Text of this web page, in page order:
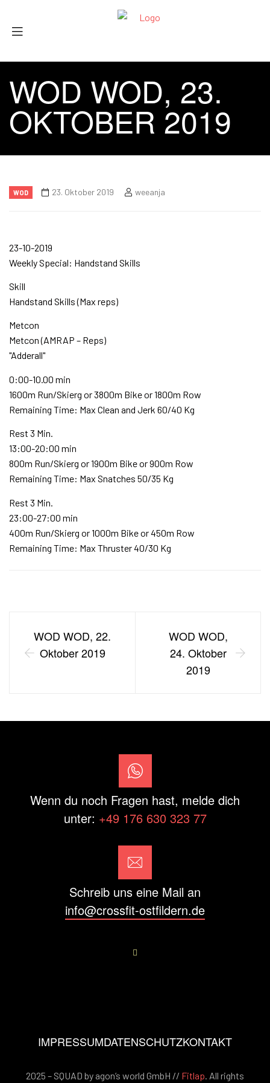
WOD WOD, 23.
OKTOBER 2019
WOD 23. Oktober 2019 weeanja
23-10-2019
Weekly Special: Handstand Skills
Skill
Handstand Skills (Max reps)
Metcon
Metcon (AMRAP – Reps)
"Adderall"
0:00-10.00 min
1600m Run/Skierg or 3800m Bike or 1800m Row
Remaining Time: Max Clean and Jerk 60/40 Kg
Rest 3 Min.
13:00-20:00 min
800m Run/Skierg or 1900m Bike or 900m Row
Remaining Time: Max Snatches 50/35 Kg
Rest 3 Min.
23:00-27:00 min
400m Run/Skierg or 1000m Bike or 450m Row
Remaining Time: Max Thruster 40/30 Kg
WOD WOD, 22.
Oktober 2019
WOD WOD,
24. Oktober
2019
Wenn du noch Fragen hast, melde dich
unter: +49 176 630 323 77
Schreib uns eine Mail an
info@crossfit-ostfildern.de
IMPRESSUMDATENSCHUTZKONTAKT
2025 – SQUAD by agon’s world GmbH // Fitlap. All rights